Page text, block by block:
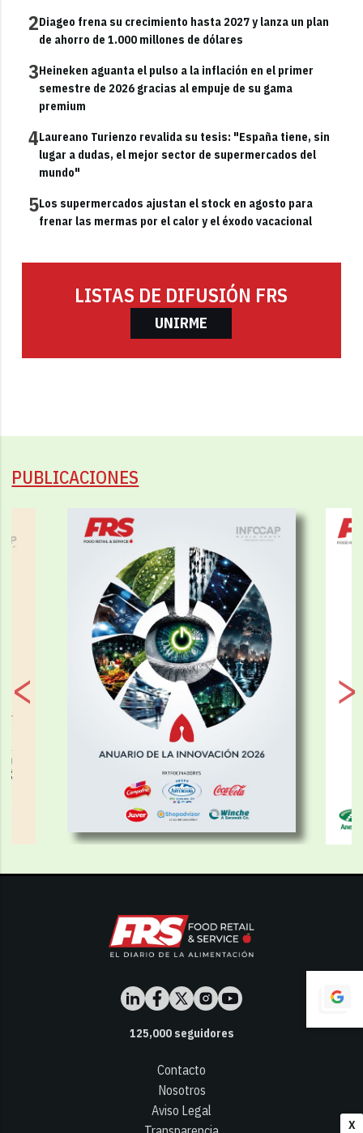
X
2Diageo frena su crecimiento hasta 2027 y lanza un plan
de ahorro de 1.000 millones de dólares
3Heineken aguanta el pulso a la inflación en el primer
semestre de 2026 gracias al empuje de su gama
premium
4Laureano Turienzo revalida su tesis: "España tiene, sin
lugar a dudas, el mejor sector de supermercados del
mundo"
5Los supermercados ajustan el stock en agosto para
frenar las mermas por el calor y el éxodo vacacional
LISTAS DE DIFUSIÓN FRS
UNIRME
PUBLICACIONES
125,000seguidores
Contacto
Nosotros
Aviso Legal